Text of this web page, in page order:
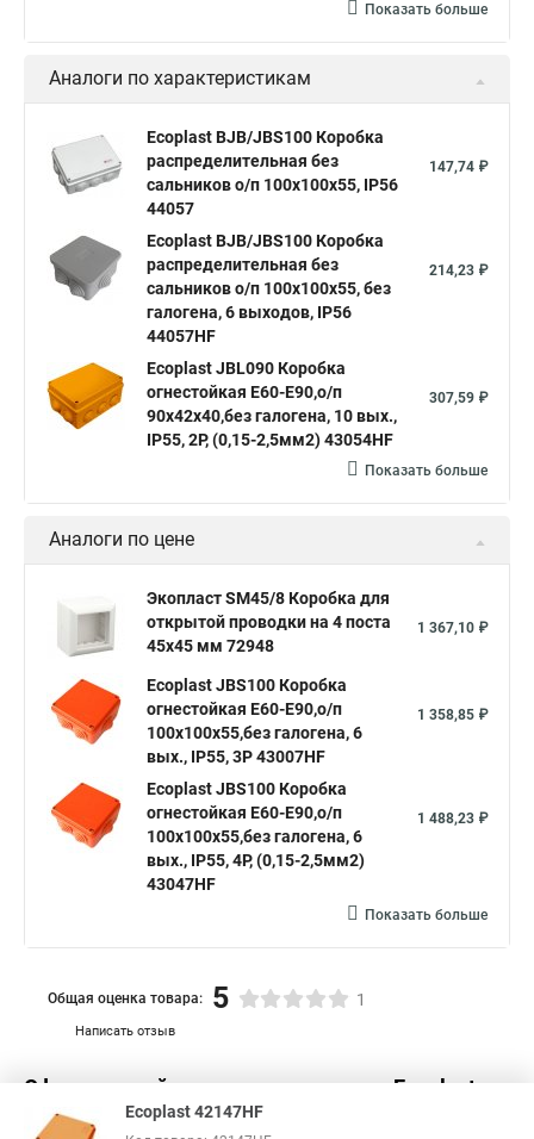
Показать больше
Аналоги по характеристикам
Ecoplast BJB/JBS100 Коробка
распределительная без
сальников о/п 100х100х55, IP56
44057
147,74 ₽
Ecoplast BJB/JBS100 Коробка
распределительная без
сальников о/п 100х100х55, без
галогена, 6 выходов, IP56
44057HF
214,23 ₽
Ecoplast JBL090 Коробка
огнестойкая E60-E90,о/п
90х42х40,без галогена, 10 вых.,
IP55, 2P, (0,15-2,5мм2) 43054HF
307,59 ₽
Показать больше
Аналоги по цене
Экопласт SM45/8 Коробка для
открытой проводки на 4 поста
45х45 мм 72948
1 367,10 ₽
Ecoplast JBS100 Коробка
огнестойкая E60-E90,о/п
100х100х55,без галогена, 6
вых., IP55, 3P 43007HF
1 358,85 ₽
Ecoplast JBS100 Коробка
огнестойкая E60-E90,о/п
100х100х55,без галогена, 6
вых., IP55, 4P, (0,15-2,5мм2)
43047HF
1 488,23 ₽
Показать больше
Написать отзыв
Общая оценка товара: 5 1
Официальный поставщик компании Ecoplast
России
Ecoplast 42147HF